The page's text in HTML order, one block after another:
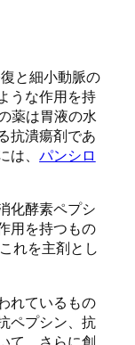
と細小動脈の
うな作用を持
薬は胃液の水
抗潰瘍剤であ
は、パンシロ
化酵素ペプシ
用を持つもの
れを主剤とし
れているもの
ペプシン、抗